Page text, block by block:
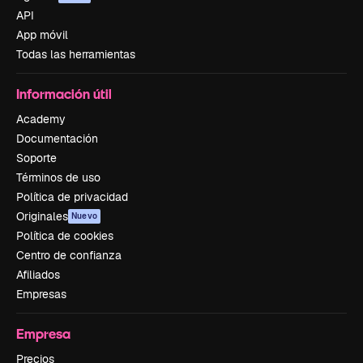
API
App móvil
Todas las herramientas
Información útil
Academy
Documentación
Soporte
Términos de uso
Política de privacidad
Originales Nuevo
Política de cookies
Centro de confianza
Afiliados
Empresas
Empresa
Precios